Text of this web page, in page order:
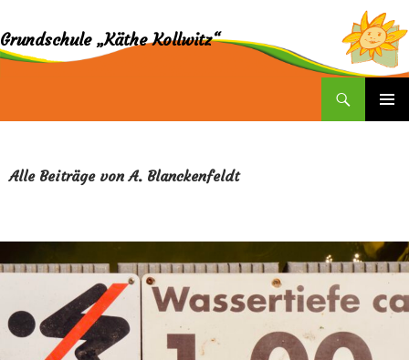
Grundschule „Käthe Kollwitz“
Alle Beiträge von A. Blanckenfeldt